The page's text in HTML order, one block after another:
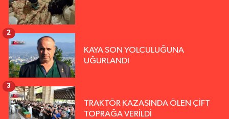
KAYA SON YOLCULUĞUNA
UĞURLANDI
2
TRAKTÖR KAZASINDA ÖLEN ÇİFT
TOPRAĞA VERİLDİ
3